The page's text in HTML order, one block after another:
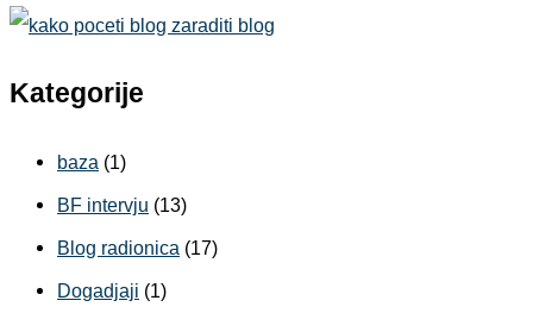
Kategorije
baza (1)
BF intervju (13)
Blog radionica (17)
Dogadjaji (1)